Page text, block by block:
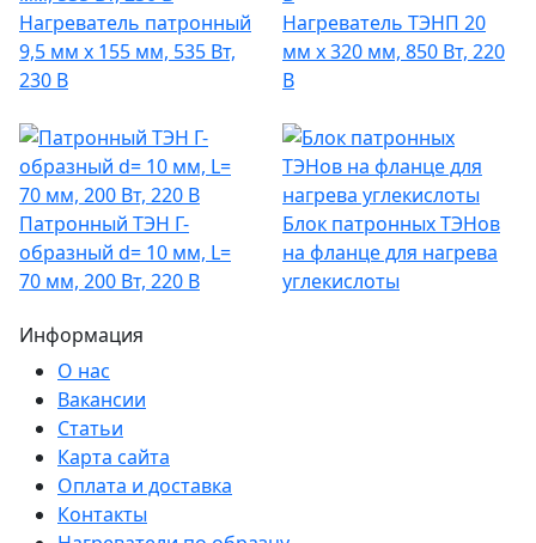
Нагреватель патронный
9,5 мм x 155 мм, 535 Вт,
230 В
Нагреватель ТЭНП 20
мм x 320 мм, 850 Вт, 220
В
Патронный ТЭН Г-
образный d= 10 мм, L=
70 мм, 200 Вт, 220 В
Блок патронных ТЭНов
на фланце для нагрева
углекислоты
Информация
О нас
Вакансии
Статьи
Карта сайта
Оплата и доставка
Контакты